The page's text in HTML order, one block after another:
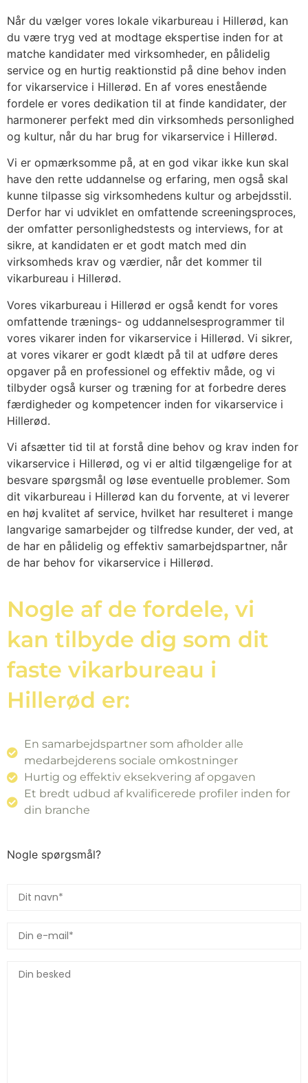
Når du vælger vores lokale vikarbureau i Hillerød, kan
du være tryg ved at modtage ekspertise inden for at
matche kandidater med virksomheder, en pålidelig
service og en hurtig reaktionstid på dine behov inden
for vikarservice i Hillerød. En af vores enestående
fordele er vores dedikation til at finde kandidater, der
harmonerer perfekt med din virksomheds personlighed
og kultur, når du har brug for vikarservice i Hillerød.
Vi er opmærksomme på, at en god vikar ikke kun skal
have den rette uddannelse og erfaring, men også skal
kunne tilpasse sig virksomhedens kultur og arbejdsstil.
Derfor har vi udviklet en omfattende screeningsproces,
der omfatter personlighedstests og interviews, for at
sikre, at kandidaten er et godt match med din
virksomheds krav og værdier, når det kommer til
vikarbureau i Hillerød.
Vores vikarbureau i Hillerød er også kendt for vores
omfattende trænings- og uddannelsesprogrammer til
vores vikarer inden for vikarservice i Hillerød. Vi sikrer,
at vores vikarer er godt klædt på til at udføre deres
opgaver på en professionel og effektiv måde, og vi
tilbyder også kurser og træning for at forbedre deres
færdigheder og kompetencer inden for vikarservice i
Hillerød.
Vi afsætter tid til at forstå dine behov og krav inden for
vikarservice i Hillerød, og vi er altid tilgængelige for at
besvare spørgsmål og løse eventuelle problemer. Som
dit vikarbureau i Hillerød kan du forvente, at vi leverer
en høj kvalitet af service, hvilket har resulteret i mange
langvarige samarbejder og tilfredse kunder, der ved, at
de har en pålidelig og effektiv samarbejdspartner, når
de har behov for vikarservice i Hillerød.
Nogle af de fordele, vi
kan tilbyde dig som dit
faste vikarbureau i
Hillerød er:
En samarbejdspartner som afholder alle
medarbejderens sociale omkostninger
Hurtig og effektiv eksekvering af opgaven
Et bredt udbud af kvalificerede profiler inden for
din branche
Nogle spørgsmål?